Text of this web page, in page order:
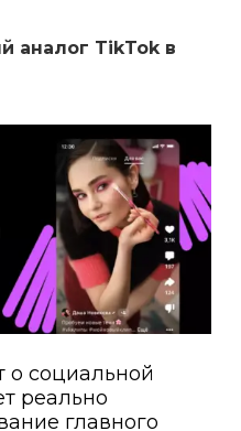
аналог TikTok в
о социальной
реально
главного